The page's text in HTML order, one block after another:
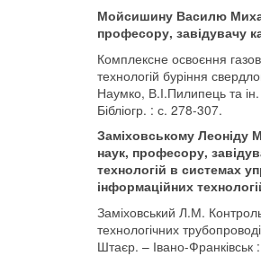
Мойсишину Василю
професору, завідувачу
Комплексне освоєння
технологій буріння
Наумко, В.І.Пилипець та
Бібліогр. : с. 278-307.
Заміховському Леоніду
наук, професору,
технологій в системах
інформаційних
Заміховський Л.М.
технологічних
Штаєр. – Івано-